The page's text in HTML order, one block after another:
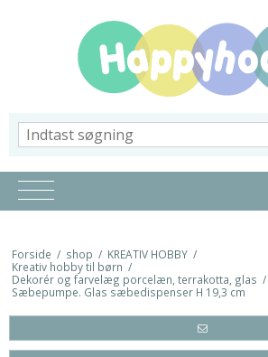
Forside / shop / KREATIV HOBBY /
Kreativ hobby til børn /
Dekorér og farvelæg porcelæn, terrakotta, glas /
Sæbepumpe. Glas sæbedispenser H 19,3 cm